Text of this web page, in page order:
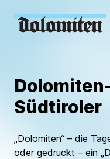
Südtiroler
„Dolomiten“ – die
oder gedruckt – ein